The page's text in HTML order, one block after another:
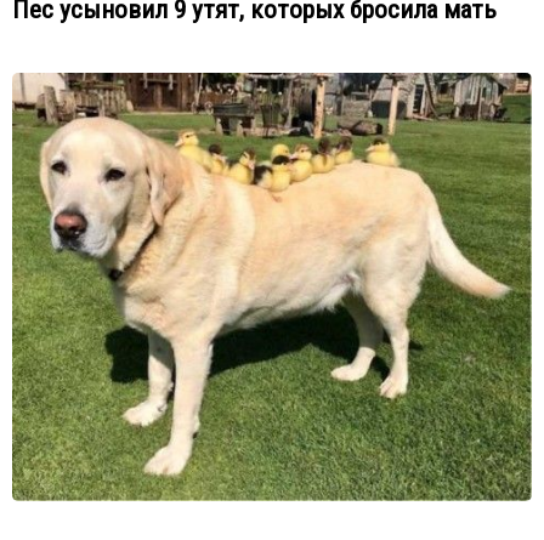
Пес усыновил 9 утят, которых бросила мать